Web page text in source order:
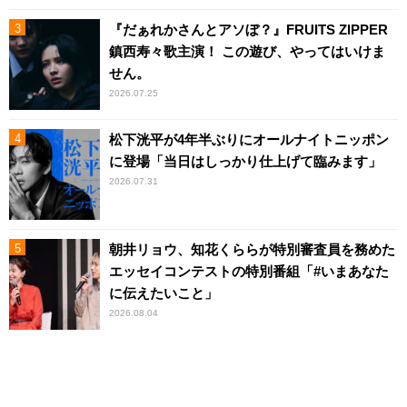
『だぁれかさんとアソぼ？』FRUITS ZIPPER
鎮西寿々歌主演！ この遊び、やってはいけま
せん。
2026.07.25
松下洸平が4年半ぶりにオールナイトニッポン
に登場「当日はしっかり仕上げて臨みます」
2026.07.31
朝井リョウ、知花くららが特別審査員を務めた
エッセイコンテストの特別番組「#いまあなた
に伝えたいこと」
2026.08.04